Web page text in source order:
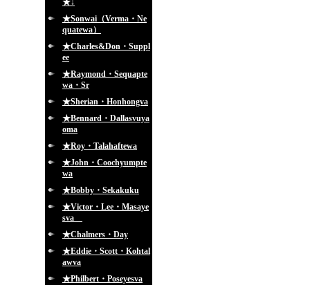
★↓
★Sonwai（Verma・Ne
quatewa）
★Charles&Don・Suppl
ee
★Raymond・Sequapte
wa・Sr
★Sherian・Honhongva
★Bennard・Dallasvuya
oma
★Roy・Talahaftewa
★John・Coochyumpte
wa
★Bobby・Sekakuku
★Victor・Lee・Masaye
sva
★Chalmers・Day
★Eddie・Scott・Kohtal
awva
★Philbert・Poseyesva